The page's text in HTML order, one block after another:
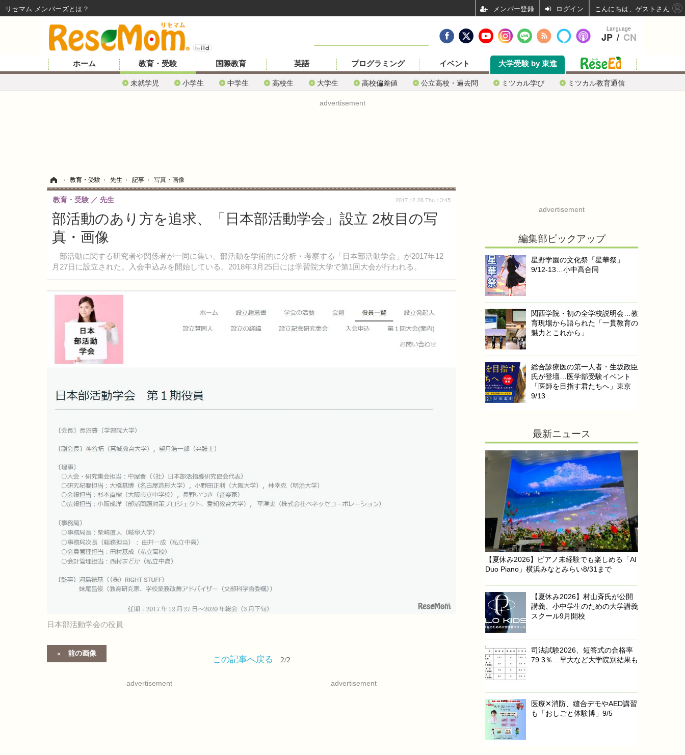
ホーム 教育・受験
未就学児 小学生 中学生 高校生 大学生 高校偏差値 公立高校・過去問 ミツカル学び ミツカル教育通信
国際教育 英語 プログラミング イベント 大学受験 by 東進
advertisement
› 教育・受験 › 先生 › 記事 › 写真・画像
部活動のあり方を追求、「日本部活動学会」設立 2枚目の写
真・画像
部活動に関する研究者や関係者が一同に集い、部活動を学術的に分析・考察する「日本部活動学会」が2017年12
月27日に設立された。入会申込みを開始している。2018年3月25日には学習院大学で第1回大会が行われる。
教育・受験 先生 2017.12.28 Thu 13:45
日本部活動学会の役員
前の画像
この記事へ戻る 2/2
advertisement advertisement
advertisement
編集部ピックアップ
星野学園の文化祭「星華祭」
9/12-13…小中高合同
関西学院・初の全学校説明会…教
育現場から語られた「一貫教育の
魅力とこれから」
総合診療医の第一人者・生坂政臣
氏が登壇…医学部受験イベント
「医師を目指す君たちへ」東京
9/13
最新ニュース
【夏休み2026】ピアノ未経験でも楽しめる「AI
Duo Piano」横浜みなとみらい8/31まで
【夏休み2026】村山斉氏が公開
講義、小中学生のための大学講義
スクール9月開校
司法試験2026、短答式の合格率
79.3％…早大など大学院別結果も
医療✕消防、縫合デモやAED講習
も「おしごと体験博」9/5
Language
JP / CN
リセマム メンバーズ ログイン こんにちは、ゲストさん